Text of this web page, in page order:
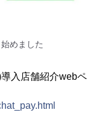
めました
入店舗紹介webペ